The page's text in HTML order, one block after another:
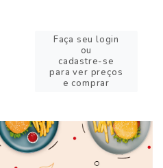
Faça seu login
ou
cadastre-se
para ver preços
e comprar